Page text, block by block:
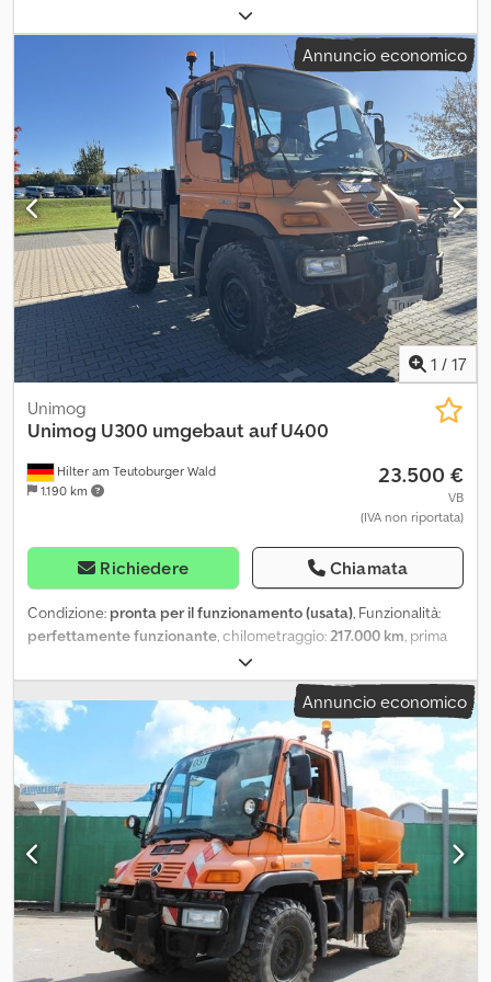
7.500 kg
ingranaggio:meccanico, classe di emissione:euro2,
aria condizionata
, * Mercedes Unimog U1400
ribaltabile agricolo * Prima immatricolazione: 1996 * 150.000 km *
Cambio manuale * Climatizzatore Dodpfx Aezax Ifekvewa * Presa
di forza anteriore e posteriore * Sollevatore posteriore * Gancio
traino * Caricatore frontale Schaeff FL411 con attacco rapido
Euro * Retroescavatore posteriore Griesser HK5000 con benna
Annuncio economico
1 / 17
Hilter am Teutoburger Wald
1.190 km
Unimog
Unimog U300 umgebaut auf U400
23.500 €
VB
(IVA non riportata)
Richiedere Chiamata
Condizione: pronta per il funzionamento (usata), Funzionalità:
perfettamente funzionante, chilometraggio:217.000 km, prima
, tipo di carburante:
giallo, carburante:diesel, tipo di ingranaggio:semiautomatico,
ore di funzionamento:
217.000 h, Equipaggiamento:ABS, aria
condizionata, bloccaggio del differenziale, compressore,
controllo della trazione, fari aggiuntivi, fari fendinebbia, gancio
traino rimorchio, idraulica, immatricolazione camion,
programma elettronico di stabilità (ESP), ritardatore, sponda
idraulica, trazione integrale , 🚜 Vendo Unimog – Vendita privata
(IVA non detraibile) In vendita un veicolo perfettamente
funzionante, professionalmente convertito da U300 a U400. Dati
tecnici & dotazione: • Motore: Mercedes-Benz OM906LA • Stato:
immediatamente operativo Dodpfx Asxqm Efekvswa • Impianto
idraulico completamente funzionante • Ribaltabile • Piastra
comunale anteriore con attacchi idraulici • Attacchi idraulici
Annuncio economico